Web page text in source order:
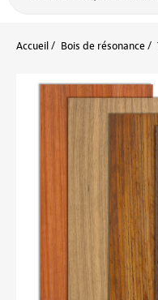
Accueil Bois de résonance